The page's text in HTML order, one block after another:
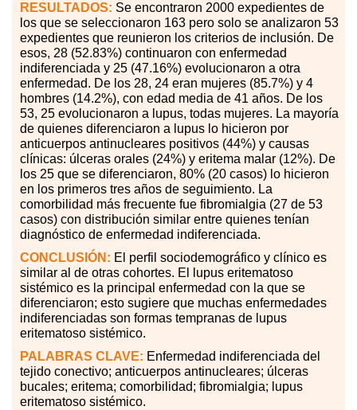
RESULTADOS: Se encontraron 2000 expedientes de
los que se seleccionaron 163 pero solo se analizaron 53
expedientes que reunieron los criterios de inclusión. De
esos, 28 (52.83%) continuaron con enfermedad
indiferenciada y 25 (47.16%) evolucionaron a otra
enfermedad. De los 28, 24 eran mujeres (85.7%) y 4
hombres (14.2%), con edad media de 41 años. De los
53, 25 evolucionaron a lupus, todas mujeres. La mayoría
de quienes diferenciaron a lupus lo hicieron por
anticuerpos antinucleares positivos (44%) y causas
clínicas: úlceras orales (24%) y eritema malar (12%). De
los 25 que se diferenciaron, 80% (20 casos) lo hicieron
en los primeros tres años de seguimiento. La
comorbilidad más frecuente fue fibromialgia (27 de 53
casos) con distribución similar entre quienes tenían
diagnóstico de enfermedad indiferenciada.
CONCLUSIÓN: El perfil sociodemográfico y clínico es
similar al de otras cohortes. El lupus eritematoso
sistémico es la principal enfermedad con la que se
diferenciaron; esto sugiere que muchas enfermedades
indiferenciadas son formas tempranas de lupus
eritematoso sistémico.
PALABRAS CLAVE: Enfermedad indiferenciada del
tejido conectivo; anticuerpos antinucleares; úlceras
bucales; eritema; comorbilidad; fibromialgia; lupus
eritematoso sistémico.